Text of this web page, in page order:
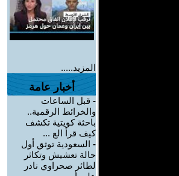
المزيد.....
أخبار عامة
- قبل الساعات
والخرائط الرقمية..
باحثة كويتية تكشف
كيف قرأ الع ...
- السعودية توثق أول
حالة تعشيش وتكاثر
لطائر صحراوي نادر